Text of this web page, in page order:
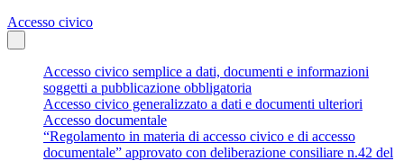
Accesso civico
Accesso civico semplice a dati, documenti e informazioni
soggetti a pubblicazione obbligatoria
Accesso civico generalizzato a dati e documenti ulteriori
Accesso documentale
“Regolamento in materia di accesso civico e di accesso
documentale” approvato con deliberazione consiliare n.42 del